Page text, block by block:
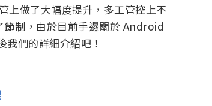
上做了大幅度提升，多工管控上不
節制，由於目前手邊關於 Android
們的詳細介紹吧！